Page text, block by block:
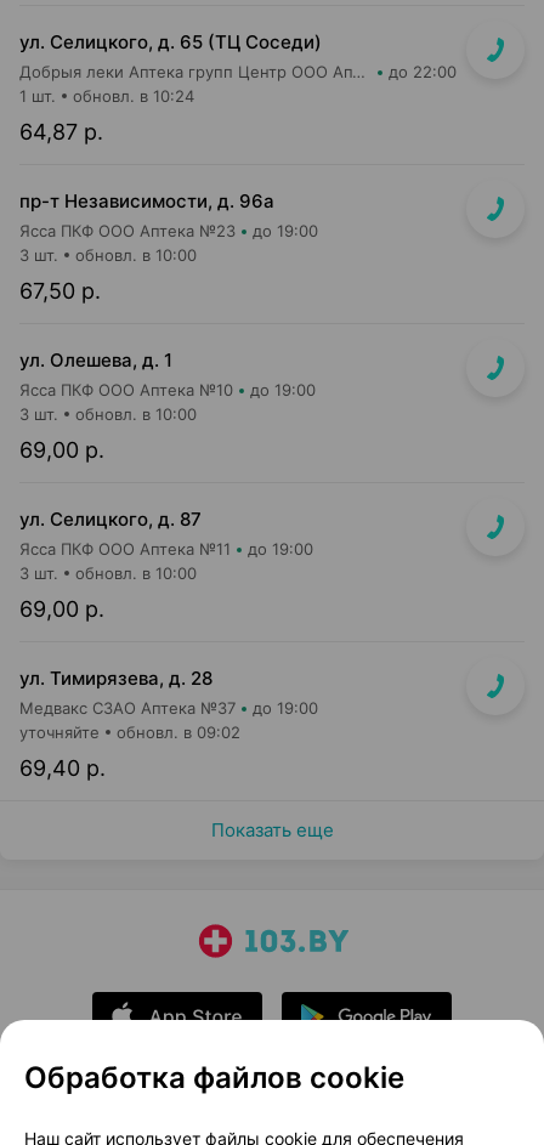
ул. Селицкого, д. 65 (ТЦ Соседи)
Добрыя леки Аптека групп Центр ООО Аптека №47 до 22:00
64,87 р.
1 шт. обновл. в 10:24
пр-т Независимости, д. 96а
Ясса ПКФ ООО Аптека №23 до 19:00
67,50 р.
3 шт. обновл. в 10:00
ул. Олешева, д. 1
Ясса ПКФ ООО Аптека №10 до 19:00
69,00 р.
3 шт. обновл. в 10:00
ул. Селицкого, д. 87
Ясса ПКФ ООО Аптека №11 до 19:00
69,00 р.
3 шт. обновл. в 10:00
ул. Тимирязева, д. 28
Медвакс СЗАО Аптека №37 до 19:00
69,40 р.
уточняйте обновл. в 09:02
Показать еще
О проекте Новости проекта
Обработка файлов cookie
Наш сайт использует файлы cookie для обеспечения